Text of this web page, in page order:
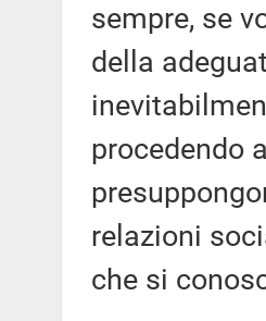
sempre, se
della
procedendo
relazioni
che si